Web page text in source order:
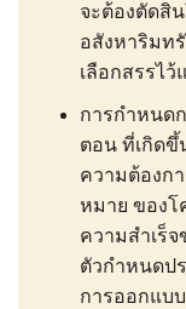
จะต้องตัดสิ
อสังหาริมท
เลือกสรรไว้
การกำหนด
ตอน ที่เกิดขึ้
ความต้องก
หมาย ของโ
ความสำเร็จ
ตัวกำหนดป
การออกแบ